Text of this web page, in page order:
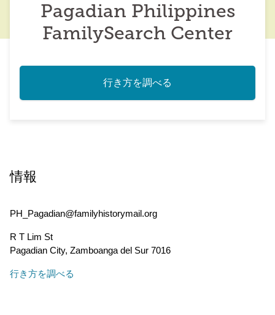
Pagadian Philippines
FamilySearch Center
行き方を調べる
情報
PH_Pagadian@familyhistorymail.org
R T Lim St
Pagadian City, Zamboanga del Sur 7016
行き方を調べる